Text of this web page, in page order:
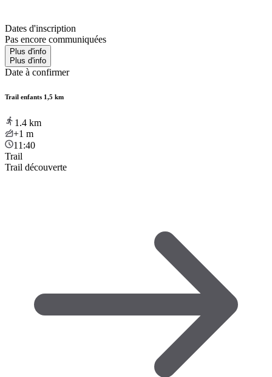
Dates d'inscription
Pas encore communiquées
Plus d'info
Plus d'info
Date à confirmer
Trail enfants 1,5 km
1.4 km
+1 m
11:40
Trail
Trail découverte